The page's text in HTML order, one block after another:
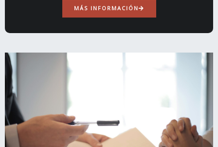
MÁS INFORMACIÓN